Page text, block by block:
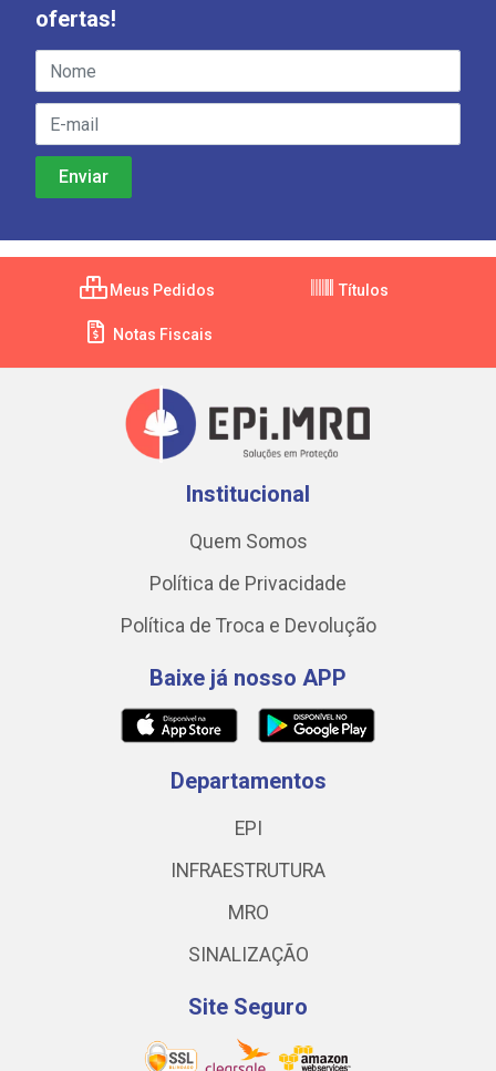
ofertas!
Meus Pedidos Títulos
Notas Fiscais
Institucional
Quem Somos
Política de Privacidade
Política de Troca e Devolução
Baixe já nosso APP
Departamentos
EPI
INFRAESTRUTURA
MRO
SINALIZAÇÃO
Site Seguro